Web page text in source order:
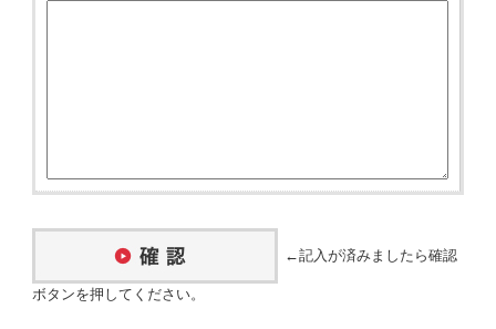
←記入が済みましたら確認
ボタンを押してください。